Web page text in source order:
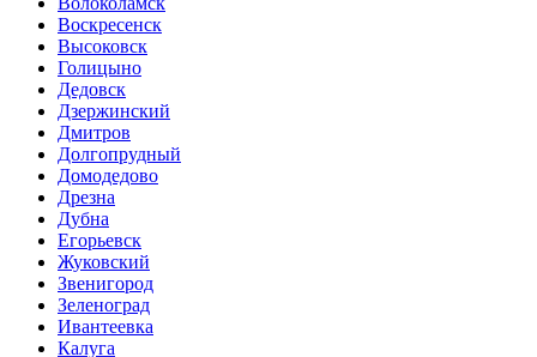
Воскресенск
Высоковск
Голицыно
Дедовск
Дзержинский
Дмитров
Долгопрудный
Домодедово
Дрезна
Дубна
Егорьевск
Жуковский
Звенигород
Зеленоград
Ивантеевка
Калуга